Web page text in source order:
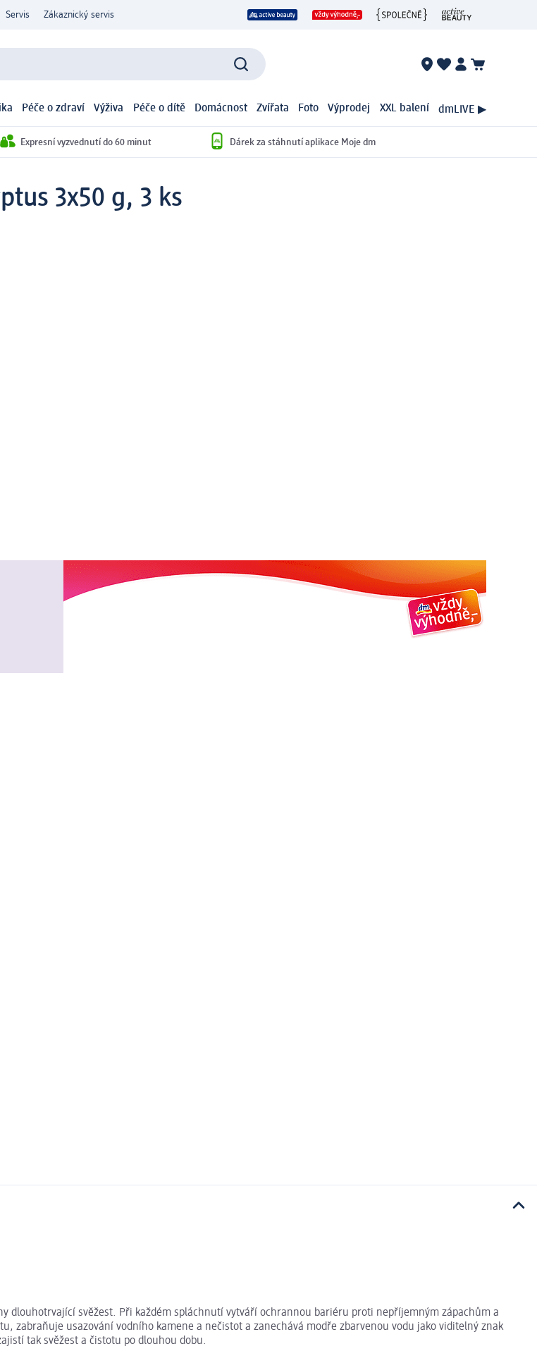
Servis Zákaznický servis
Péče o zdraví Výživa Péče o dítě Domácnost Zvířata Foto Výprodej XXL balení dmLIVE ▶
Expresní vyzvednutí do 60 minut Dárek za stáhnutí aplikace Moje dm
3x50 g, 3 ks
dlouhotrvající svěžest. Při každém spláchnutí vytváří ochrannou bariéru proti nepříjemným zápachům a
usazování vodního kamene a nečistot a zanechává modře zbarvenou vodu jako viditelný znak
tak svěžest a čistotu po dlouhou dobu.